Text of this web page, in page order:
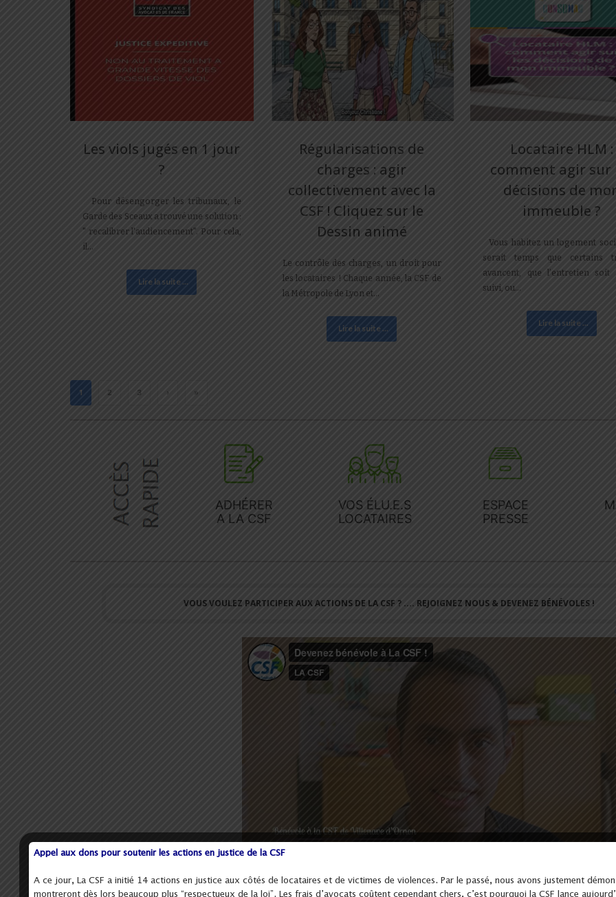
Les viols jugés en 1 jour
?
Pour désengorger les tribunaux, le
Garde des Sceaux a trouvé une solution :
" recalibrer l'audiencement". Pour cela,
il…
Lire la suite ...
Régularisations de
charges : agir
collectivement avec la
CSF ! Cliquez sur le
Dessin animé
Le contrôle des charges, un droit pour
les locataires ! Chaque année, la CSF de
la Métropole de Lyon et…
Lire la suite ...
Locataire HLM :
comment agir sur
décisions de
immeuble ?
Vous habitez un logement
serait temps que certains
avancent, que l’entretien soit
suivi, ou…
Lire la suite ...
1 2 3 »
ADHÉRER
A LA CSF
VOS ÉLU.E.S
LOCATAIRES
ESPACE
PRESSE
VOUS VOULEZ PARTICIPER AUX ACTIONS DE LA CSF ? .... REJOIGNEZ NOUS & DEVENEZ BÉNÉVOLES !
Appel aux dons pour soutenir les actions en justice de la CSF
A ce jour, La CSF a initié 14 actions en justice aux côtés de locataires et de victimes de violences. Par le passé, nous avons justement
montreront dès lors beaucoup plus “respectueux de la loi”. Les frais d’avocats coûtent cependant chers, c’est pourquoi la CSF lance